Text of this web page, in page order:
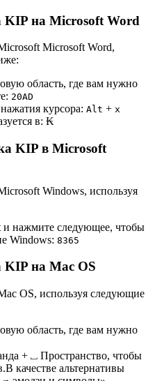
KIP на Microsoft Word
Microsoft Word,
область, где вам нужно
20AD
курсора: Alt + x
в: ₭
KIP в Microsoft
Windows, используя
нажмите следующее, чтобы
Windows: 8365
KIP на Mac OS
OS, используя следующие
область, где вам нужно
+ ⎵ Пространство, чтобы
качестве альтернативы